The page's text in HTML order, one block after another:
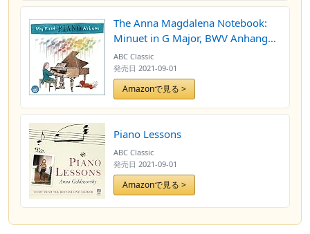
The Anna Magdalena Notebook:
Minuet in G Major, BWV Anhang
114
ABC Classic
発売日 2021-09-01
Amazonで見る >
Piano Lessons
ABC Classic
発売日 2021-09-01
Amazonで見る >